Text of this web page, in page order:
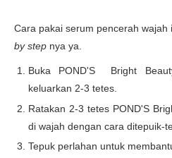
Cara pakai serum pencerah wajah
by step nya ya.
Buka POND'S Bright
keluarkan 2-3 tetes.
Ratakan 2-3 tetes POND'S
di wajah dengan cara ditepuik-
Tepuk perlahan untuk